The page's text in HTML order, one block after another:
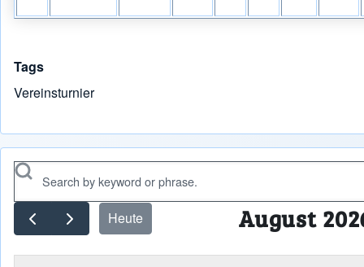
Tags
Vereinsturnier
Search
Heute August